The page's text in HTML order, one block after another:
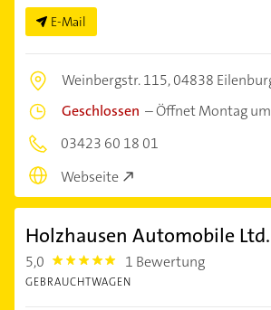
E-Mail
Weinbergstr. 115,04838
Geschlossen –Öffnet Montag
03423 60 18 01
Webseite
Holzhausen Automobile Ltd.
5,0 5.0 1 Bewertung
GEBRAUCHTWAGEN